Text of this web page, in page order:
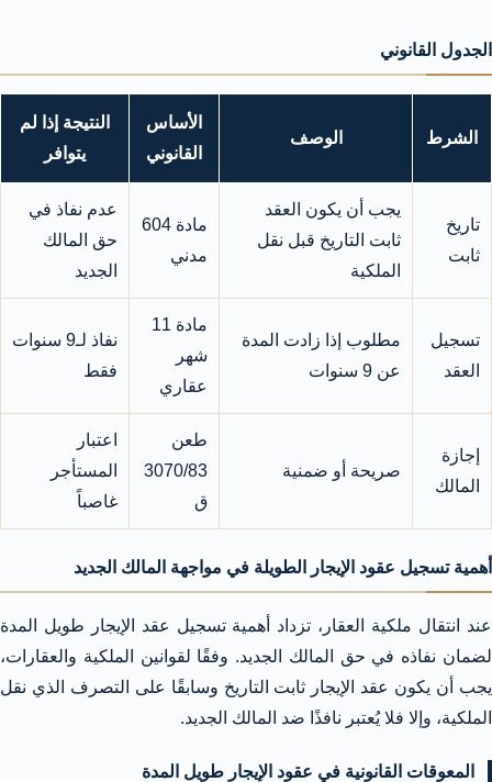
الجدول القانوني
الشرط الوصف
الأساس
القانوني
النتيجة إذا لم
يتوافر
تاريخ
ثابت
يجب أن يكون العقد
ثابت التاريخ قبل نقل
الملكية
مادة 604
مدني
عدم نفاذ في
حق المالك
الجديد
تسجيل
العقد
مطلوب إذا زادت المدة
عن 9 سنوات
مادة 11
شهر
عقاري
نفاذ لـ9 سنوات
فقط
إجازة
المالك
صريحة أو ضمنية
طعن
3070/83
ق
اعتبار
المستأجر
غاصباً
أهمية تسجيل عقود الإيجار الطويلة في مواجهة المالك الجديد
عند انتقال ملكية العقار، تزداد أهمية تسجيل عقد الإيجار طويل المدة
لضمان نفاذه في حق المالك الجديد. وفقًا لقوانين الملكية والعقارات،
يجب أن يكون عقد الإيجار ثابت التاريخ وسابقًا على التصرف الذي نقل
الملكية، وإلا فلا يُعتبر نافذًا ضد المالك الجديد.
المعوقات القانونية في عقود الإيجار طويل المدة